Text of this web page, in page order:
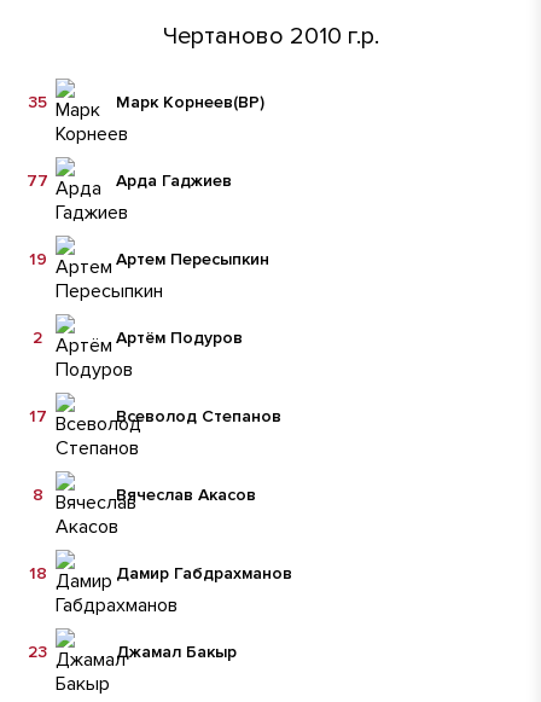
Чертаново 2010 г.р.
Марк Корнеев(ВР)
35
Арда Гаджиев
77
Артем Пересыпкин
19
Артём Подуров
2
Всеволод Степанов
17
Вячеслав Акасов
8
Дамир Габдрахманов
18
Джамал Бакыр
23